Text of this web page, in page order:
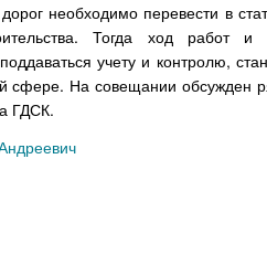
необходимо перевести в
Тогда ход работ и
учету и контролю,
сфере. На совещании обсужден
ГДСК.